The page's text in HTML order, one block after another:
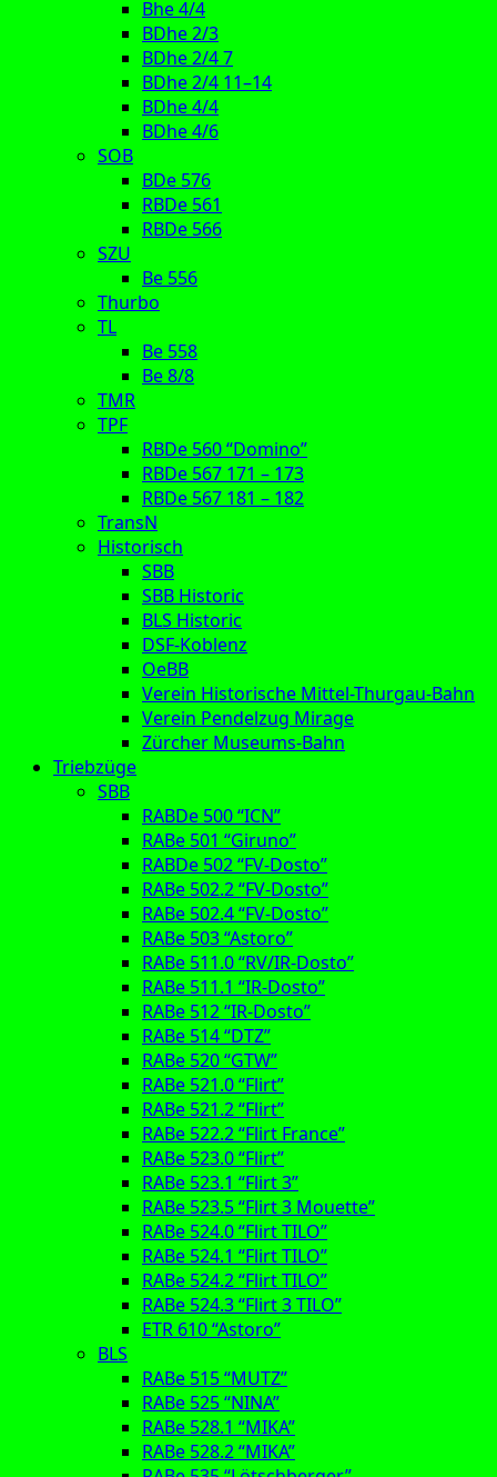
Bhe 4/4
BDhe 2/3
BDhe 2/4 7
BDhe 2/4 11–14
BDhe 4/4
BDhe 4/6
SOB
BDe 576
RBDe 561
RBDe 566
SZU
Be 556
Thurbo
TL
Be 558
Be 8/8
TMR
TPF
RBDe 560 “Domino”
RBDe 567 171 – 173
RBDe 567 181 – 182
TransN
Historisch
SBB
SBB Historic
BLS Historic
DSF-Koblenz
OeBB
Verein Historische Mittel-Thurgau-Bahn
Verein Pendelzug Mirage
Zürcher Museums-Bahn
Triebzüge
SBB
RABDe 500 “ICN”
RABe 501 “Giruno”
RABDe 502 “FV-Dosto”
RABe 502.2 “FV-Dosto”
RABe 502.4 “FV-Dosto”
RABe 503 “Astoro”
RABe 511.0 “RV/IR-Dosto”
RABe 511.1 “IR-Dosto”
RABe 512 “IR-Dosto”
RABe 514 “DTZ”
RABe 520 “GTW”
RABe 521.0 “Flirt”
RABe 521.2 “Flirt”
RABe 522.2 “Flirt France”
RABe 523.0 “Flirt”
RABe 523.1 “Flirt 3”
RABe 523.5 “Flirt 3 Mouette”
RABe 524.0 “Flirt TILO”
RABe 524.1 “Flirt TILO”
RABe 524.2 “Flirt TILO”
RABe 524.3 “Flirt 3 TILO”
ETR 610 “Astoro”
BLS
RABe 515 “MUTZ”
RABe 525 “NINA”
RABe 528.1 “MIKA”
RABe 528.2 “MIKA”